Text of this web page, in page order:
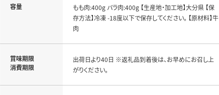
容量
もも肉:400g バラ肉:400g 【生産地・加工地】大分県 【保
存方法】冷凍 -18度以下で保存してください。 【原材料】牛
肉
賞味期限
消費期限
出荷日より40日 ※返礼品到着後は、お早めにお召し上
がりください。